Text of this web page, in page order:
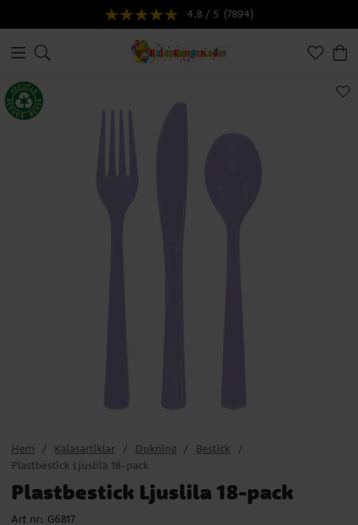
4.8 / 5 (7894)
Hem Kalasartiklar Dukning
Bestick
Plastbestick Ljuslila 18-pack
Plastbestick Ljuslila 18-pack
Art nr: G6817